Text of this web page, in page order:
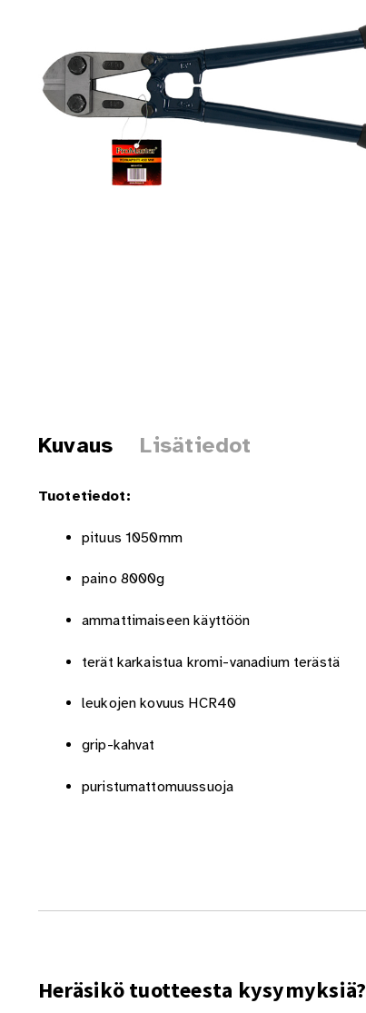
Kuvaus Lisätiedot
Tuotetiedot:
pituus 1050mm
paino 8000g
ammattimaiseen käyttöön
terät karkaistua kromi-vanadium terästä
leukojen kovuus HCR40
grip-kahvat
puristumattomuussuoja
Heräsikö tuotteesta kysymyksiä?